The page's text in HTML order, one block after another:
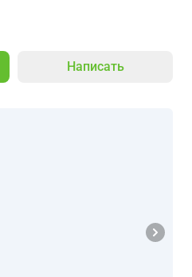
Написать